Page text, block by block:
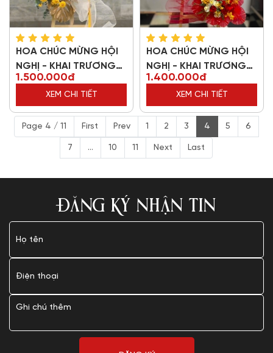
HOA CHÚC MỪNG HỘI
NGHỊ - KHAI TRƯƠNG
85385
1.500.000đ
XEM CHI TIẾT
HOA CHÚC MỪNG HỘI
NGHỊ - KHAI TRƯƠNG
12362
1.400.000đ
XEM CHI TIẾT
Page 4 / 11 First Prev 1 2 3 4 5 6
7 ... 10 11 Next Last
ĐĂNG KÝ NHẬN TIN